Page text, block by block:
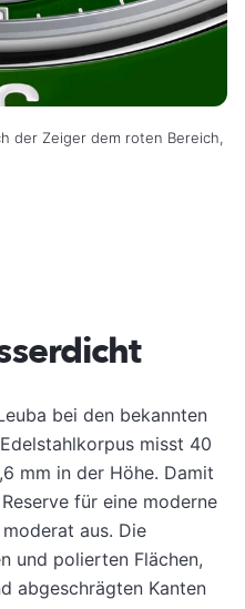
der Zeiger dem roten Bereich,
bei den bekannten
misst 40
mm in der Höhe. Damit
für eine moderne
aus. Die
und polierten Flächen,
abgeschrägten Kanten